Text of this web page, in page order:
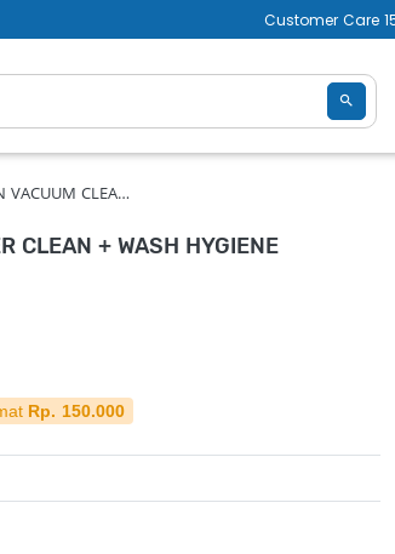
Customer Care
VACUUM CLEA…
CLEAN + WASH HYGIENE
Rp. 150.000